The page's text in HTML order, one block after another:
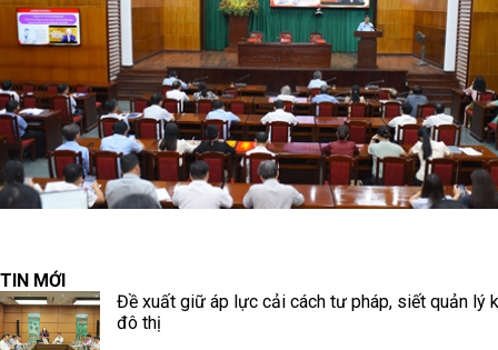
TIN MỚI
Đề xuất giữ áp lực cải cách tư pháp, siết quản lý
đô thị